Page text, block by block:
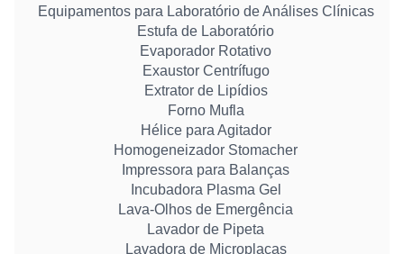
Equipamentos para Laboratório de Análises Clínicas
Estufa de Laboratório
Evaporador Rotativo
Exaustor Centrífugo
Extrator de Lipídios
Forno Mufla
Hélice para Agitador
Homogeneizador Stomacher
Impressora para Balanças
Incubadora Plasma Gel
Lava-Olhos de Emergência
Lavador de Pipeta
Lavadora de Microplacas